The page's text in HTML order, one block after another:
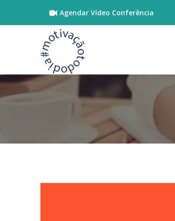
Agendar Vídeo Conferência